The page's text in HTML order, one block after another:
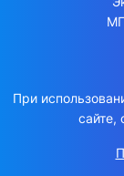
При
сайте,